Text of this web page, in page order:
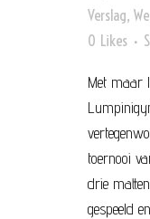
Verslag,
0 Likes
Met maar
toernooi
drie
gespeeld